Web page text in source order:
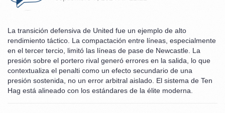
La transición defensiva de United fue un ejemplo de alto
rendimiento táctico. La compactación entre líneas, especialmente
en el tercer tercio, limitó las líneas de pase de Newcastle. La
presión sobre el portero rival generó errores en la salida, lo que
contextualiza el penalti como un efecto secundario de una
presión sostenida, no un error arbitral aislado. El sistema de Ten
Hag está alineado con los estándares de la élite moderna.